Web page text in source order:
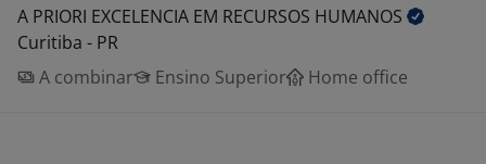
A PRIORI EXCELENCIA EM RECURSOS HUMANOS
Curitiba - PR
A combinar
Ensino Superior Home office